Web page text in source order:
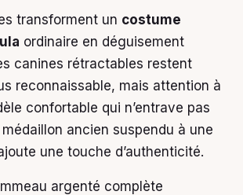
transforment un costume
ordinaire en déguisement
canines rétractables restent
reconnaissable, mais attention à
confortable qui n’entrave pas
médaillon ancien suspendu à une
une touche d’authenticité.
argenté complète